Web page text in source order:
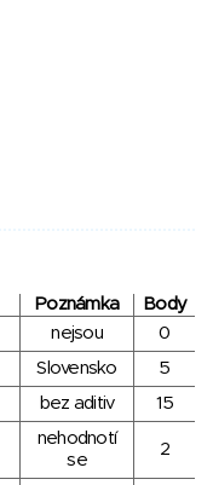
Poznámka
Body
nejsou
0
Slovensko
5
bez aditiv 15
nehodnotí
se
2